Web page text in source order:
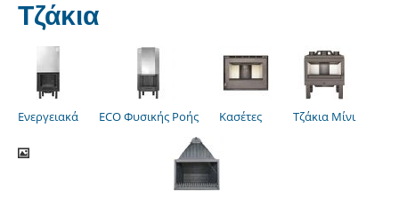
Τζάκια
Ενεργειακά ECO Φυσικής Ροής Κασέτες Τζάκια Μίνι